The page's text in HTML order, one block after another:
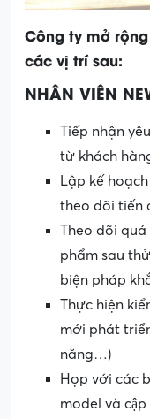
Công ty mở
các vị trí sau:
NHÂN VIÊN
Tiếp nhận
từ khách
Lập kế
theo dõi tiến
Theo dõi
phẩm sau
biện pháp
Thực hiện
mới phát
năng…)
Họp với các
model và